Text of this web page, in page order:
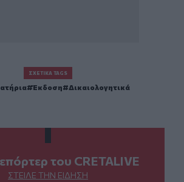
ΣΧΕΤΙΚΆ TAGS
Έκδοση Δικαιολογητικά
του CRETALIVE
ΣΤΕΊΛΕ ΤΗΝ ΕΊΔΗΣΗ